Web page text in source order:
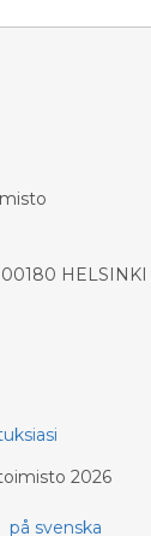
HELSINKI
2026
på svenska